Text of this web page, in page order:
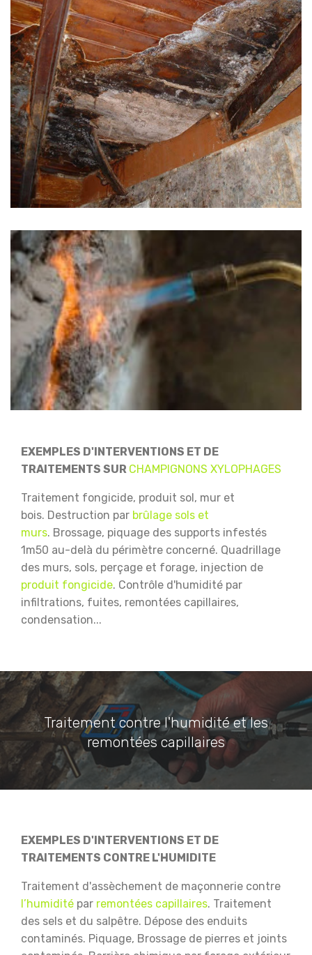
EXEMPLES D'INTERVENTIONS ET DE
TRAITEMENTS SUR CHAMPIGNONS XYLOPHAGES
Traitement fongicide, produit sol, mur et
bois. Destruction par brûlage sols et
murs. Brossage, piquage des supports infestés
1m50 au-delà du périmètre concerné. Quadrillage
des murs, sols, perçage et forage, injection de
produit fongicide. Contrôle d'humidité par
infiltrations, fuites, remontées capillaires,
condensation...
Traitement contre l'humidité et les
remontées capillaires
EXEMPLES D'INTERVENTIONS ET DE
TRAITEMENTS CONTRE L'HUMIDITE
Traitement d'assèchement de maçonnerie contre
l’humidité par remontées capillaires. Traitement
des sels et du salpêtre. Dépose des enduits
contaminés. Piquage, Brossage de pierres et joints